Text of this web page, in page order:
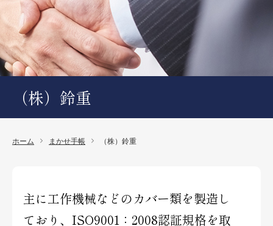
（株）鈴重
ホーム まかせ手帳 （株）鈴重
主に工作機械などのカバー類を製造し
ており、ISO9001：2008認証規格を取